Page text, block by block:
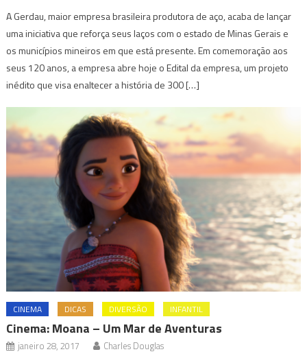
A Gerdau, maior empresa brasileira produtora de aço, acaba de lançar
uma iniciativa que reforça seus laços com o estado de Minas Gerais e
os municípios mineiros em que está presente. Em comemoração aos
seus 120 anos, a empresa abre hoje o Edital da empresa, um projeto
inédito que visa enaltecer a história de 300 […]
CINEMA DICAS DIVERSÃO INFANTIL
Cinema: Moana – Um Mar de Aventuras
janeiro 28, 2017 Charles Douglas